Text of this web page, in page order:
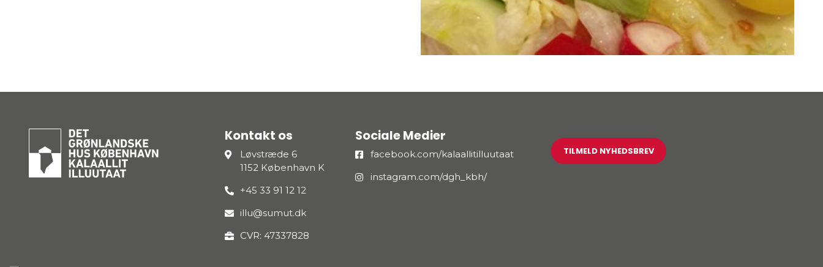
Kontakt os
Løvstræde 6
1152 København K
+45 33 91 12 12
illu@sumut.dk
CVR: 47337828
Sociale Medier
facebook.com/kalaallitilluutaat
instagram.com/dgh_kbh/
TILMELD NYHEDSBREV